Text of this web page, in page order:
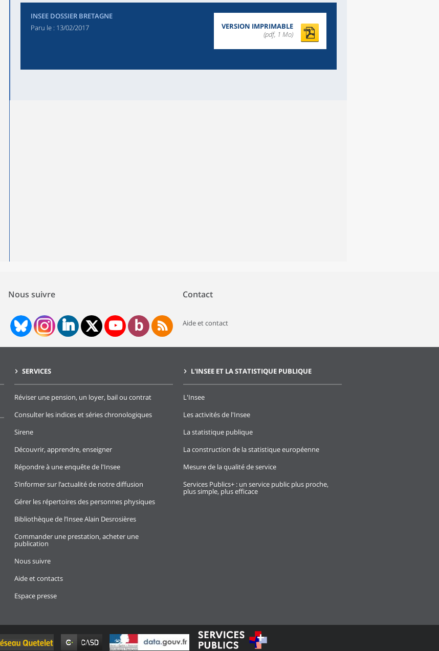
INSEE DOSSIER BRETAGNE
Paru le : 13/02/2017
VERSION IMPRIMABLE
(pdf, 1 Mo)
Nous suivre Contact
Aide et contact
SERVICES
Réviser une pension, un loyer, bail ou contrat
Consulter les indices et séries chronologiques
Sirene
Découvrir, apprendre, enseigner
Répondre à une enquête de l'Insee
S’informer sur l’actualité de notre diffusion
Gérer les répertoires des personnes physiques
Bibliothèque de l’Insee Alain Desrosières
Commander une prestation, acheter une
publication
Nous suivre
Aide et contacts
Espace presse
L'INSEE ET LA STATISTIQUE PUBLIQUE
L'Insee
Les activités de l'Insee
La statistique publique
La construction de la statistique européenne
Mesure de la qualité de service
Services Publics+ : un service public plus proche,
plus simple, plus efficace